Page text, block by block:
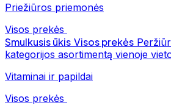
Priežiūros priemonės
Visos prekės
Smulkusis ūkis Visos prekės
kategorijos asortimentą vienoje
Vitaminai ir papildai
Visos prekės